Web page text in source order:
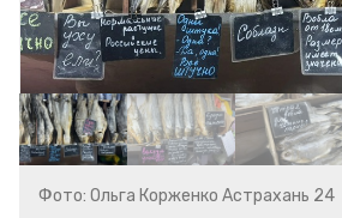
Фото: Ольга Корженко Астрахань 24